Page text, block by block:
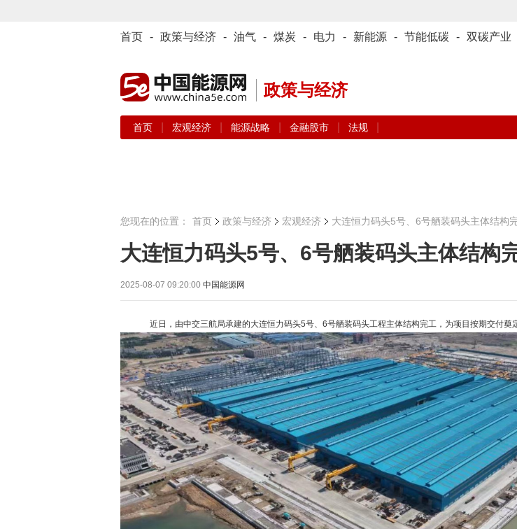
首页 - 政策与经济 - 油气 - 煤炭 - 电力 - 新能源 - 节能低碳 - 双碳产业
政策与经济
首页 宏观经济 能源战略 金融股市 法规
您现在的位置： 首页 政策与经济 宏观经济 大连恒力码头5号、6号舾装码头主体结构
大连恒力码头5号、6号舾装码头主体结构
2025-08-07 09:20:00 中国能源网
近日，由中交三航局承建的大连恒力码头5号、6号舾装码头工程主体结构完工，为项目按期交付奠定